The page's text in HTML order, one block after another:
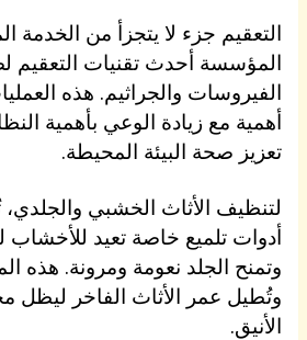
التعقيم جزء لا يتجزأ من الخدمة
المؤسسة أحدث تقنيات التعقيم
الفيروسات والجراثيم. هذه
أهمية مع زيادة الوعي بأهمية
تعزيز صحة البيئة المحيطة.
لتنظيف الأثاث الخشبي
أدوات تلميع خاصة تعيد للأخشاب
وتمنح الجلد نعومة ومرونة. هذه
وتُطيل عمر الأثاث الفاخر ليظل
الأنيق.